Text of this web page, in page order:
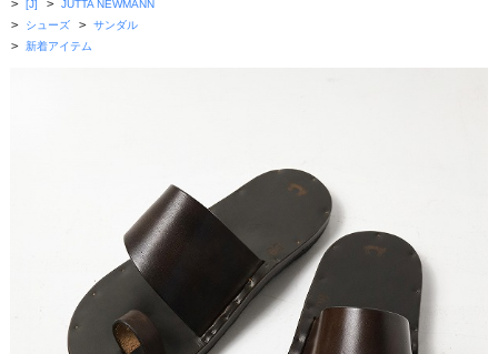
> [J] > JUTTA NEWMANN
> シューズ > サンダル
> 新着アイテム